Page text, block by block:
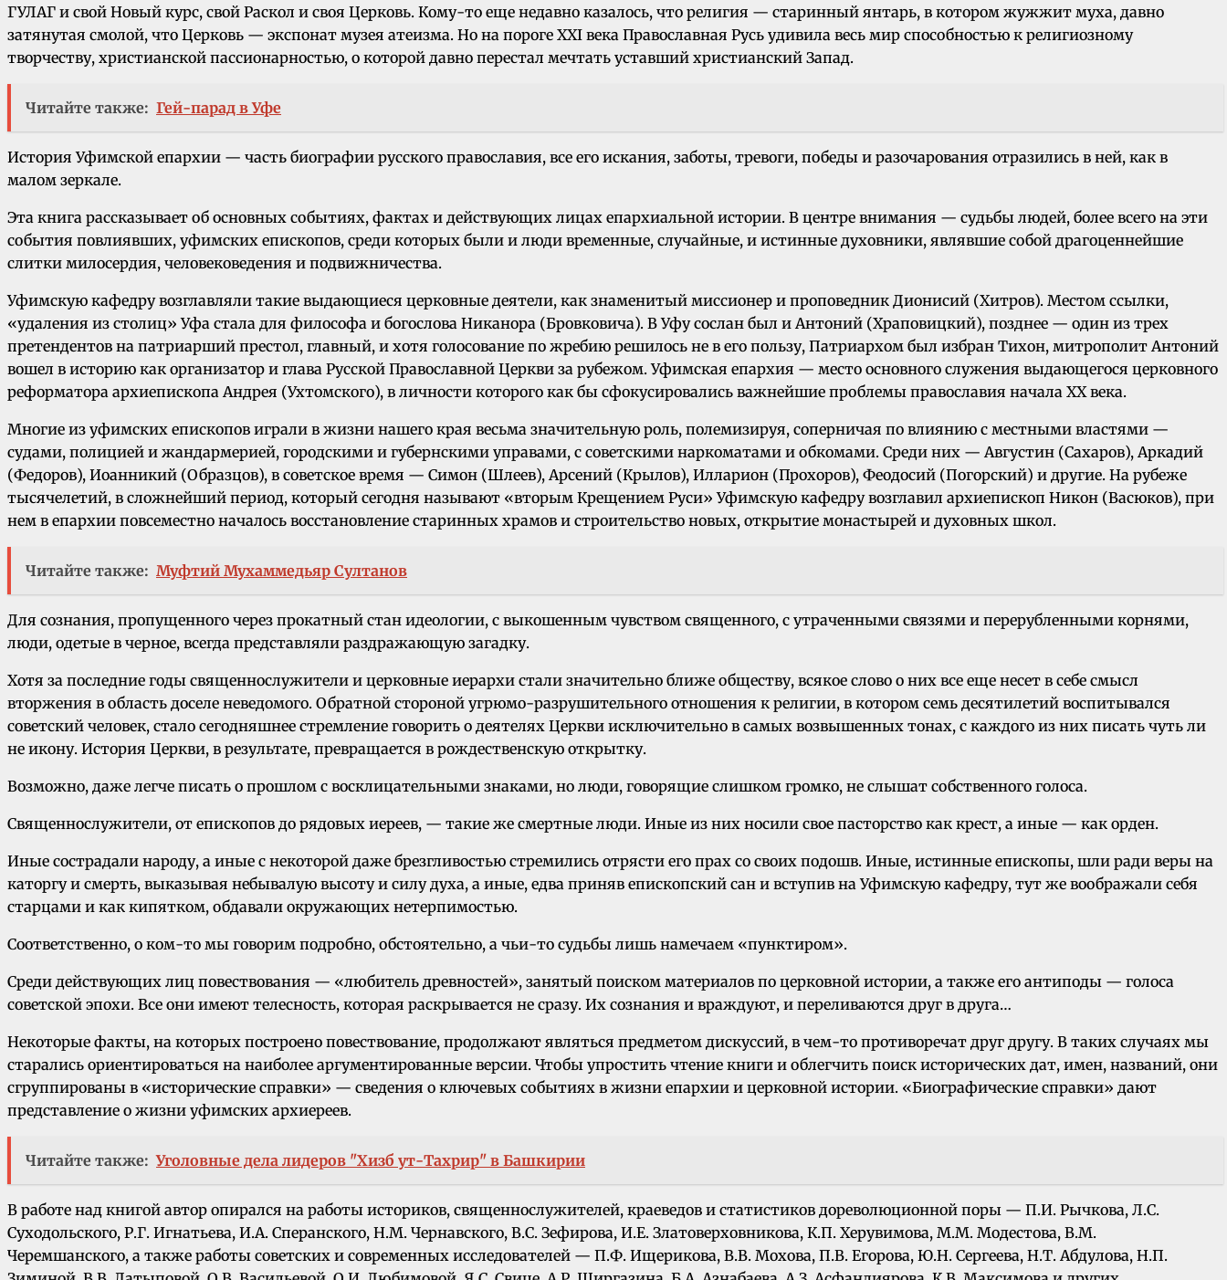
ГУЛАГ и свой Новый курс, свой Раскол и своя Церковь. Кому-то еще недавно казалось, что религия — старинный янтарь, в котором жужжит муха, давно
затянутая смолой, что Церковь — экспонат музея атеизма. Но на пороге XXI века Православная Русь удивила весь мир способностью к религиозному
творчеству, христианской пассионарностью, о которой давно перестал мечтать уставший христианский Запад.
Читайте также: Гей-парад в Уфе
История Уфимской епархии — часть биографии русского православия, все его искания, заботы, тревоги, победы и разочарования отразились в ней, как в
малом зеркале.
Эта книга рассказывает об основных событиях, фактах и действующих лицах епархиальной истории. В центре внимания — судьбы людей, более всего на эти
события повлиявших, уфимских епископов, среди которых были и люди временные, случайные, и истинные духовники, являвшие собой драгоценнейшие
слитки милосердия, человековедения и подвижничества.
Уфимскую кафедру возглавляли такие выдающиеся церковные деятели, как знаменитый миссионер и проповедник Дионисий (Хитров). Местом ссылки,
«удаления из столиц» Уфа стала для философа и богослова Никанора (Бровковича). В Уфу сослан был и Антоний (Храповицкий), позднее — один из трех
претендентов на патриарший престол, главный, и хотя голосование по жребию решилось не в его пользу, Патриархом был избран Тихон, митрополит Антоний
вошел в историю как организатор и глава Русской Православной Церкви за рубежом. Уфимская епархия — место основного служения выдающегося церковного
реформатора архиепископа Андрея (Ухтомского), в личности которого как бы сфокусировались важнейшие проблемы православия начала XX века.
Многие из уфимских епископов играли в жизни нашего края весьма значительную роль, полемизируя, соперничая по влиянию с местными властями —
судами, полицией и жандармерией, городскими и губернскими управами, с советскими наркоматами и обкомами. Среди них — Августин (Сахаров), Аркадий
(Федоров), Иоанникий (Образцов), в советское время — Симон (Шлеев), Арсений (Крылов), Илларион (Прохоров), Феодосий (Погорский) и другие. На рубеже
тысячелетий, в сложнейший период, который сегодня называют «вторым Крещением Руси» Уфимскую кафедру возглавил архиепископ Никон (Васюков), при
нем в епархии повсеместно началось восстановление старинных храмов и строительство новых, открытие монастырей и духовных школ.
Читайте также: Муфтий Мухаммедьяр Султанов
Для сознания, пропущенного через прокатный стан идеологии, с выкошенным чувством священного, с утраченными связями и перерубленными корнями,
люди, одетые в черное, всегда представляли раздражающую загадку.
Хотя за последние годы священнослужители и церковные иерархи стали значительно ближе обществу, всякое слово о них все еще несет в себе смысл
вторжения в область доселе неведомого. Обратной стороной угрюмо-разрушительного отношения к религии, в котором семь десятилетий воспитывался
советский человек, стало сегодняшнее стремление говорить о деятелях Церкви исключительно в самых возвышенных тонах, с каждого из них писать чуть ли
не икону. История Церкви, в результате, превращается в рождественскую открытку.
Возможно, даже легче писать о прошлом с восклицательными знаками, но люди, говорящие слишком громко, не слышат собственного голоса.
Священнослужители, от епископов до рядовых иереев, — такие же смертные люди. Иные из них носили свое пасторство как крест, а иные — как орден.
Иные сострадали народу, а иные с некоторой даже брезгливостью стремились отрясти его прах со своих подошв. Иные, истинные епископы, шли ради веры на
каторгу и смерть, выказывая небывалую высоту и силу духа, а иные, едва приняв епископский сан и вступив на Уфимскую кафедру, тут же воображали себя
старцами и как кипятком, обдавали окружающих нетерпимостью.
Соответственно, о ком-то мы говорим подробно, обстоятельно, а чьи-то судьбы лишь намечаем «пунктиром».
Среди действующих лиц повествования — «любитель древностей», занятый поиском материалов по церковной истории, а также его антиподы — голоса
советской эпохи. Все они имеют телесность, которая раскрывается не сразу. Их сознания и враждуют, и переливаются друг в друга…
Некоторые факты, на которых построено повествование, продолжают являться предметом дискуссий, в чем-то противоречат друг другу. В таких случаях мы
старались ориентироваться на наиболее аргументированные версии. Чтобы упростить чтение книги и облегчить поиск исторических дат, имен, названий, они
сгруппированы в «исторические справки» — сведения о ключевых событиях в жизни епархии и церковной истории. «Биографические справки» дают
представление о жизни уфимских архиереев.
Читайте также: Уголовные дела лидеров "Хизб ут-Тахрир" в Башкирии
В работе над книгой автор опирался на работы историков, священнослужителей, краеведов и статистиков дореволюционной поры — П.И. Рычкова, Л.С.
Суходольского, Р.Г. Игнатьева, И.А. Сперанского, Н.М. Чернавского, В.С. Зефирова, И.Е. Златоверховникова, К.П. Херувимова, М.М. Модестова, В.М.
Черемшанского, а также работы советских и современных исследователей — П.Ф. Ищерикова, В.В. Мохова, П.В. Егорова, Ю.Н. Сергеева, Н.Т. Абдулова, Н.П.